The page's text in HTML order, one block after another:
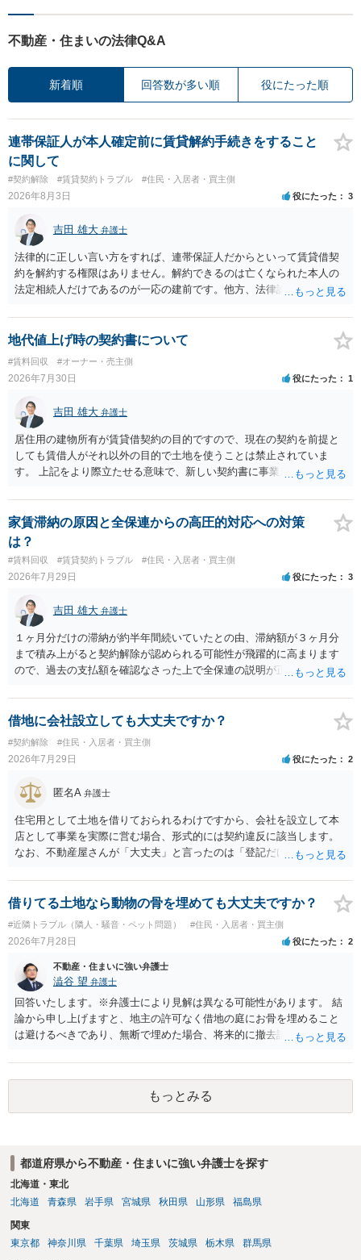
不動産・住まいの法律Q&A
新着順 回答数が多い順 役にたった順
連帯保証人が本人確定前に賃貸解約手続きをすること
に関して
#契約解除 #賃貸契約トラブル #住民・入居者・買主側
2026年8月3日 役にたった 3
吉田 雄大 弁護士
法律的に正しい言い方をすれば、連帯保証人だからといって賃貸借契
約を解約する権限はありません。解約できるのは亡くなられた本人の
法定相続人だけであるのが一応の建前です。他方、法律論はさてお
する動機づけがなくなります。 今回進められつつある手続はあくまで
も、建物を賃貸人に一日も早く明け渡すための便宜的方法として理解
するのが良いと思います。またその方法で進めた方が、連帯保証人で
あるお知り合いさんにとっても、自身の経済的負担を最小限に食い止
められるため望ましいやり方だといえます。
地代値上げ時の契約書について
#賃料回収 #オーナー・売主側
2026年7月30日 役にたった 1
吉田 雄大 弁護士
居住用の建物所有が賃貸借契約の目的ですので、現在の契約を前提と
しても賃借人がそれ以外の目的で土地を使うことは禁止されていま
す。 上記をより際立たせる意味で、新しい契約書に事業用として用い
交渉である以上賃借人が拒んだ場合には入りませんが、提案するのは
良い方法と思います。
家賃滞納の原因と全保連からの高圧的対応への対策
は？
#賃料回収 #賃貸契約トラブル #住民・入居者・買主側
2026年7月29日 役にたった 3
吉田 雄大 弁護士
１ヶ月分だけの滞納が約半年間続いていたとの由、滞納額が３ヶ月分
まで積み上がると契約解除が認められる可能性が飛躍的に高まります
ので、過去の支払額を確認なさった上で全保連の説明が正しければ、
た理由は気になるところですが、中身のある返答は期待できないと思
います。
借地に会社設立しても大丈夫ですか？
#契約解除 #住民・入居者・買主側
2026年7月29日 役にたった 2
匿名A 弁護士
住宅用として土地を借りておられるわけですから、会社を設立して本
店として事業を実際に営む場合、形式的には契約違反に該当します。
なお、不動産屋さんが「大丈夫」と言ったのは「登記だけなら実務上
れますが、これは法的な保証ではありません。 ただ、解除まで認めら
れるかどうかについては信頼関係が破壊されたかどうかで判断されま
すので、建物を事務所・店舗用に大きく改築する等までなさらない限
り、リスクはそれほど大きくないかもしれません。 しかしそれでも、
大家さんが契約違反を口実に、将来の更新時に更新料の上乗せを要求
したり、立ち退きを迫る材料に使ったりする可能性は否定できませ
ん。
借りてる土地なら動物の骨を埋めても大丈夫ですか？
#近隣トラブル（隣人・騒音・ペット問題） #住民・入居者・買主側
2026年7月28日 役にたった 2
不動産・住まいに強い弁護士
澁谷 望 弁護士
回答いたします。※弁護士により見解は異なる可能性があります。 結
論から申し上げますと、地主の許可なく借地の庭にお骨を埋めること
は避けるべきであり、無断で埋めた場合、将来的に撤去請求や退去時
上、自分のペットの遺骨を埋める行為自体は墓地埋葬法違反や不法投
棄には該当しないため、犯罪になるわけではありません。しかし、建
物の所有者は質問者様であっても、土地の所有権はあくまで地主にあ
ります。そのため、地主に無断でお骨を埋める行為は、他人の所有権
事前に地主へ相談して許可を得るか、土地に直接埋めずに大きめの鉢
植え等で供養する「プランター葬」や、ペット霊園等への納骨を検討
されるのが確実かと思います。
もっとみる
都道府県から不動産・住まいに強い弁護士を探す
北海道・東北
北海道
青森県 岩手県 宮城県 秋田県 山形県 福島県
関東
東京都
神奈川県 千葉県 埼玉県 茨城県 栃木県 群馬県